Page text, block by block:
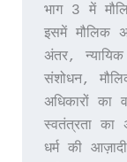
भाग 3 में
इसमें मौलिक
अंतर, न्यायिक
संशोधन,
अधिकारों का
स्वतंत्रता का
धर्म की